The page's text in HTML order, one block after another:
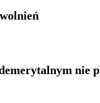
nie